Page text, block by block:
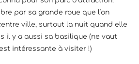
par sa grande roue que l’on
ville, surtout la nuit quand elle
il y a aussi sa basilique (ne vaut
intéressante à visiter !)